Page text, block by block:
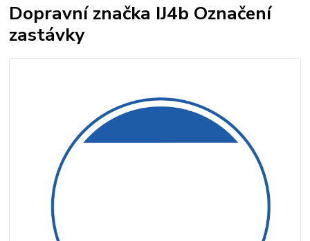
Dopravní značka IJ4b Označení
zastávky